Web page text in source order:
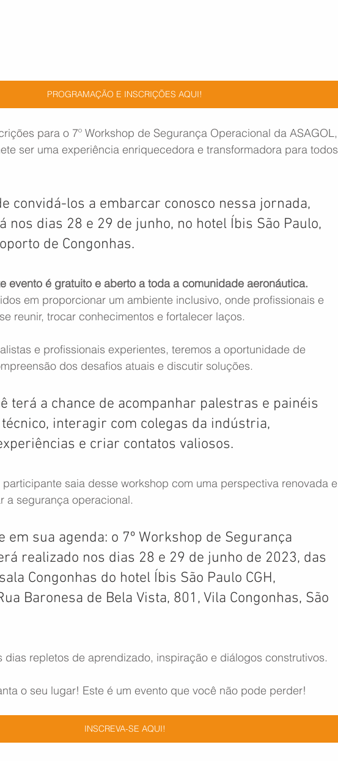
PROGRAMAÇÃO E INSCRIÇÕES AQUI!
para o 7º Workshop de Segurança Operacional da ASAGOL,
ser uma experiência enriquecedora e transformadora para todos
convidá-los a embarcar conosco nessa jornada,
nos dias 28 e 29 de junho, no hotel Íbis São Paulo,
de Congonhas.
evento é gratuito e aberto a toda a comunidade aeronáutica.
em proporcionar um ambiente inclusivo, onde profissionais e
reunir, trocar conhecimentos e fortalecer laços.
e profissionais experientes, teremos a oportunidade de
dos desafios atuais e discutir soluções.
terá a chance de acompanhar palestras e painéis
interagir com colegas da indústria,
e criar contatos valiosos.
saia desse workshop com uma perspectiva renovada e
a segurança operacional.
em sua agenda: o 7º Workshop de Segurança
realizado nos dias 28 e 29 de junho de 2023, das
Congonhas do hotel Íbis São Paulo CGH,
Baronesa de Bela Vista, 801, Vila Congonhas, São
dias repletos de aprendizado, inspiração e diálogos construtivos.
o seu lugar! Este é um evento que você não pode perder!
INSCREVA-SE AQUI!